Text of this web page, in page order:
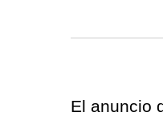
El anuncio